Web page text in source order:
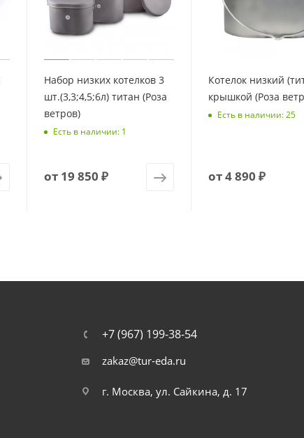
Набор низких котелков 3
шт.(3,3;4,5;6л) титан (Роза
ветров)
Есть в наличии: 1
от 19 850 ₽
Котелок низкий
крышкой (Роза
Есть в наличии: 25
от4 890 ₽
+7 (967) 199-38-54
zakaz@tur-eda.ru
г. Москва, ул. Сайкина, д. 17